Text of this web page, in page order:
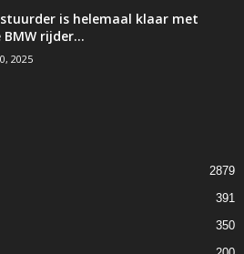
is helemaal klaar met
BMW rijder…
2025
2879
391
350